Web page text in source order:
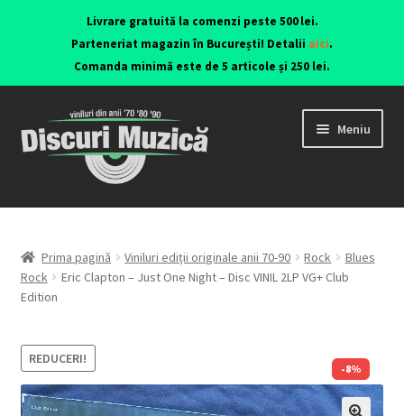
Livrare gratuită la comenzi peste 500 lei.
Parteneriat magazin în București! Detalii aici.
Comanda minimă este de 5 articole și 250 lei.
Meniu
Viniluri ediții originale anii 70-90
CD-uri originale
Contact
Echipamente
Prima pagină Viniluri ediții originale anii 70-90 Rock
Blues
Rock
Eric Clapton – Just One Night – Disc VINIL 2LP VG+ Club
Edition
-8%
REDUCERI!